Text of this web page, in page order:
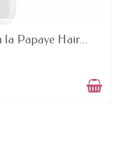
la Papaye Hair...